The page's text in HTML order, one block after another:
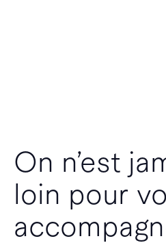
On n’est
loin pour